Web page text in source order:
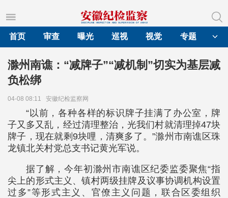
首页
审查 曝光 巡视 视觉 专题
滁州南谯：“减牌子”“减机制”切实为基层减
负松绑
04-08 08:11 安徽纪检监察网
“以前，各种各样的标识牌子挂满了办公室，牌
子又多又乱，经过清理整治，光我们村就清理掉47块
牌子，现在就剩9块哩，清爽多了。”滁州市南谯区珠
龙镇北关村党总支书记黄光军说。
据了解，今年初滁州市南谯区纪委监委聚焦“指
尖上的形式主义、镇村两级挂牌及议事协调机构设置
过多”等形式主义、官僚主义问题，联合区委组织